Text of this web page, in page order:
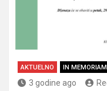
AKTUELNO IN MEMORIAM
3 godine ago